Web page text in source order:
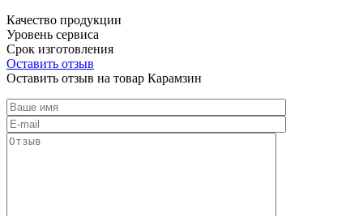
Качество продукции
Уровень сервиса
Срок изготовления
Оставить отзыв
Оставить отзыв на товар Карамзин